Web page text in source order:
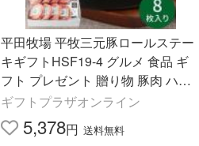
平田牧場 平牧三元豚ロールステー
キギフトHSF19-4 グルメ 食品 ギ
フト プレゼント 贈り物 豚肉 ハン
バーグ ステーキ お祝い 内祝い
ギフトプラザオンライン
5,378円 送料無料